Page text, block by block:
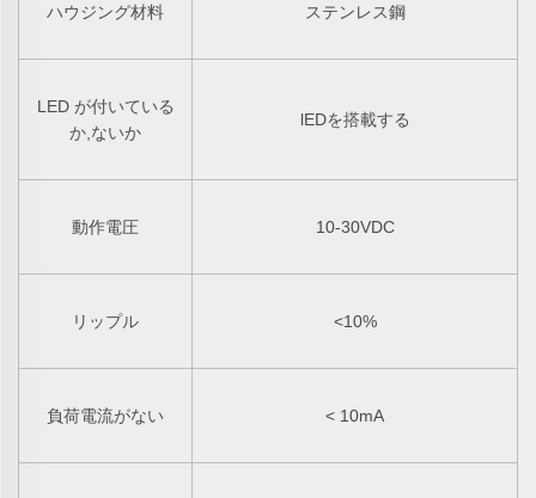
ハウジング材料 ステンレス鋼
LED が付いている
か,ないか
lEDを搭載する
動作電圧 10-30VDC
リップル <10%
負荷電流がない < 10mA